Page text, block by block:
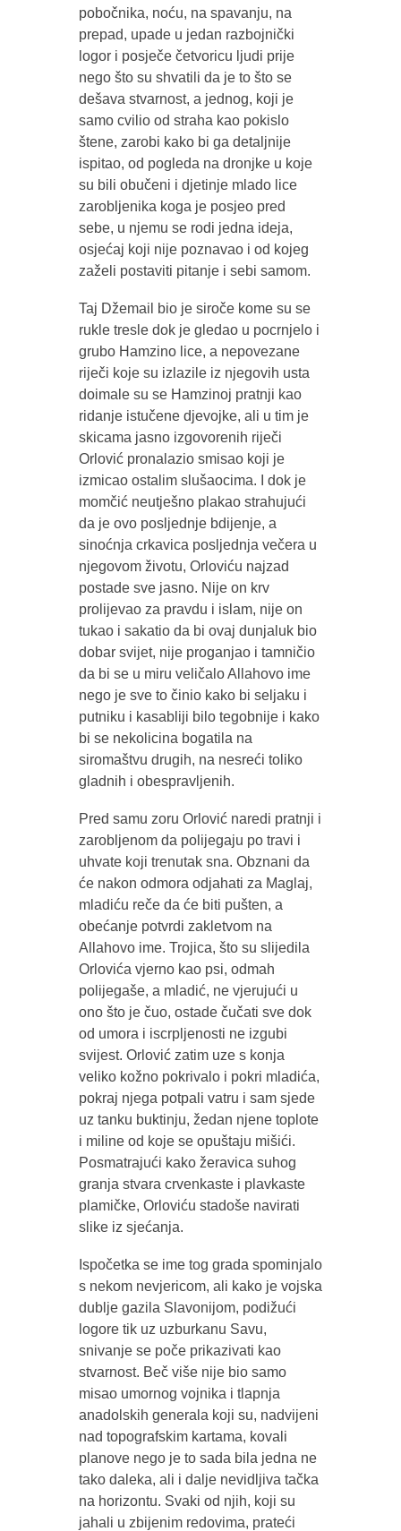
pobočnika, noću, na spavanju, na
prepad, upade u jedan razbojnički
logor i posječe četvoricu ljudi prije
nego što su shvatili da je to što se
dešava stvarnost, a jednog, koji je
samo cvilio od straha kao pokislo
štene, zarobi kako bi ga detaljnije
ispitao, od pogleda na dronjke u koje
su bili obučeni i djetinje mlado lice
zarobljenika koga je posjeo pred
sebe, u njemu se rodi jedna ideja,
osjećaj koji nije poznavao i od kojeg
zaželi postaviti pitanje i sebi samom.
Taj Džemail bio je siroče kome su se
rukle tresle dok je gledao u pocrnjelo i
grubo Hamzino lice, a nepovezane
riječi koje su izlazile iz njegovih usta
doimale su se Hamzinoj pratnji kao
ridanje istučene djevojke, ali u tim je
skicama jasno izgovorenih riječi
Orlović pronalazio smisao koji je
izmicao ostalim slušaocima. I dok je
momčić neutješno plakao strahujući
da je ovo posljednje bdijenje, a
sinoćnja crkavica posljednja večera u
njegovom životu, Orloviću najzad
postade sve jasno. Nije on krv
prolijevao za pravdu i islam, nije on
tukao i sakatio da bi ovaj dunjaluk bio
dobar svijet, nije proganjao i tamničio
da bi se u miru veličalo Allahovo ime
nego je sve to činio kako bi seljaku i
putniku i kasabliji bilo tegobnije i kako
bi se nekolicina bogatila na
siromaštvu drugih, na nesreći toliko
gladnih i obespravljenih.
Pred samu zoru Orlović naredi pratnji i
zarobljenom da polijegaju po travi i
uhvate koji trenutak sna. Obznani da
će nakon odmora odjahati za Maglaj,
mladiću reče da će biti pušten, a
obećanje potvrdi zakletvom na
Allahovo ime. Trojica, što su slijedila
Orlovića vjerno kao psi, odmah
polijegaše, a mladić, ne vjerujući u
ono što je čuo, ostade čučati sve dok
od umora i iscrpljenosti ne izgubi
svijest. Orlović zatim uze s konja
veliko kožno pokrivalo i pokri mladića,
pokraj njega potpali vatru i sam sjede
uz tanku buktinju, žedan njene toplote
i miline od koje se opuštaju mišići.
Posmatrajući kako žeravica suhog
granja stvara crvenkaste i plavkaste
plamičke, Orloviću stadoše navirati
slike iz sjećanja.
Ispočetka se ime tog grada spominjalo
s nekom nevjericom, ali kako je vojska
dublje gazila Slavonijom, podižući
logore tik uz uzburkanu Savu,
snivanje se poče prikazivati kao
stvarnost. Beč više nije bio samo
misao umornog vojnika i tlapnja
anadolskih generala koji su, nadvijeni
nad topografskim kartama, kovali
planove nego je to sada bila jedna ne
tako daleka, ali i dalje nevidljiva tačka
na horizontu. Svaki od njih, koji su
jahali u zbijenim redovima, prateći